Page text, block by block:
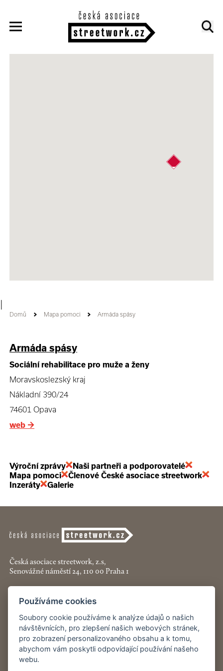
Domů Mapa pomoci Armáda spásy
Armáda spásy
Sociální rehabilitace pro muže a ženy
Moravskoslezský kraj
Nákladní 390/24
74601 Opava
web →
Výroční zprávy
Naši partneři a podporovatelé
Mapa pomoci
Členové České asociace streetwork
Inzeráty
Galerie
Česká asociace streetwork, z.s,
Senovážné náměstí 24, 110 00 Praha 1
+420 774 913 777
asociace@streetwork.cz
Nastavení cookies
Restartshop.cz
Používáme cookies
Soubory cookie používáme k analýze údajů o našich
návštěvnících, pro zlepšení našich webových stránek,
pro zobrazení personalizovaného obsahu a k tomu,
abychom vám poskytli odpovídající používání našeho
webu.